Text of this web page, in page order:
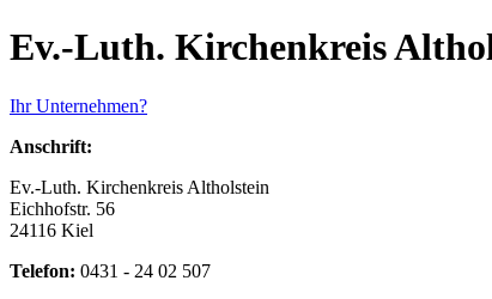
Ev.-Luth. Kirchenkreis
Ihr Unternehmen?
Anschrift:
Ev.-Luth. Kirchenkreis Altholstein
Eichhofstr. 56
24116 Kiel
Telefon: 0431 - 24 02 507